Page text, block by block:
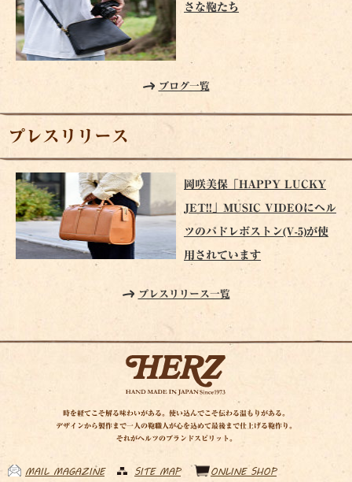
さな鞄たち
ブログ一覧
プレスリリース
岡咲美保「HAPPY LUCKY
JET!!」MUSIC VIDEOにヘル
ツのパドレボストン(V-5)が使
用されています
プレスリリース一覧
時を経てこそ解る味わいがある。使い込んでこそ伝わる温もりがある。
デザインから製作まで一人の鞄職人が心を込めて最後まで仕上げる鞄作り。
それがヘルツのブランドスピリット。
MAIL MAGAZINE SITE MAP ONLINE SHOP